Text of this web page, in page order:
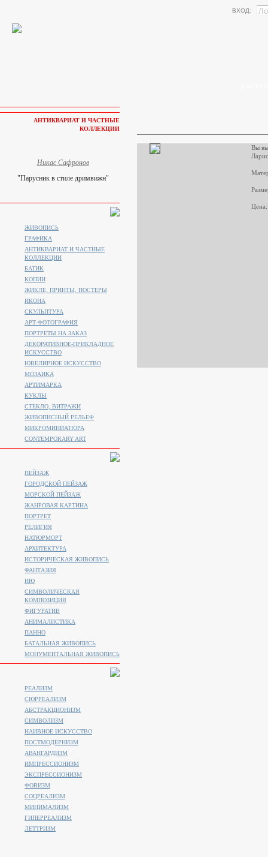
ВХОД:
Вы
АНТИКВАРИАТ И ЧАСТНЫЕ
КОЛЛЕКЦИИ
Никас Сафронов
"Парусник в стиле дримвижн"
ЖИВОПИСЬ
ГРАФИКА
АНТИКВАРИАТ И ЧАСТНЫЕ
КОЛЛЕКЦИИ
БАТИК
КОПИИ
ЖИКЛЕ, ПРИНТЫ, ПОСТЕРЫ
ИКОНА
СКУЛЬПТУРА
АРТ-ФОТОГРАФИЯ
ПОРТРЕТЫ НА ЗАКАЗ
ДЕКОРАТИВНОЕ-ПРИКЛАДНОЕ
ИСКУССТВО
ЮВЕЛИРНОЕ ИСКУССТВО
МОЗАИКА
АРТИМАРКА
КУКЛЫ
СТЕКЛО, ВИТРАЖИ
ЖИВОПИСНЫЙ РЕЛЬЕФ
МИКРОМИНИАТЮРА
CONTEMPORARY ART
ПЕЙЗАЖ
ГОРОДСКОЙ ПЕЙЗАЖ
МОРСКОЙ ПЕЙЗАЖ
ЖАНРОВАЯ КАРТИНА
ПОРТРЕТ
РЕЛИГИЯ
НАТЮРМОРТ
АРХИТЕКТУРА
ИСТОРИЧЕСКАЯ ЖИВОПИСЬ
ФАНТАЗИЯ
НЮ
СИМВОЛИЧЕСКАЯ
КОМПОЗИЦИЯ
ФИГУРАТИВ
АНИМАЛИСТИКA
ПАННО
БАТАЛЬНАЯ ЖИВОПИСЬ
МОНУМЕНТАЛЬНАЯ ЖИВОПИСЬ
РЕАЛИЗМ
СЮРРЕАЛИЗМ
АБСТРАКЦИОНИЗМ
СИМВОЛИЗМ
НАИВНОЕ ИСКУССТВО
ПОСТМОДЕРНИЗМ
АВАНГАРДИЗМ
ИМПРЕССИОНИЗМ
ЭКСПРЕССИОНИЗМ
ФОВИЗМ
СОЦРЕАЛИЗМ
МИНИМАЛИЗМ
ГИПЕРРЕАЛИЗМ
ЛЕТТРИЗМ